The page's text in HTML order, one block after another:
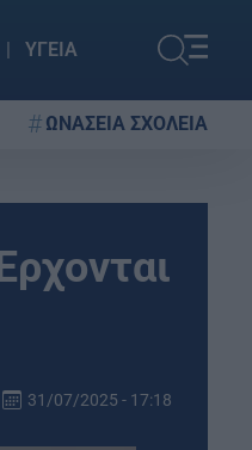
ΥΓΕΙΑ
ΩΝΑΣΕΙΑ ΣΧΟΛΕΙΑ
31/07/2025 - 17:18